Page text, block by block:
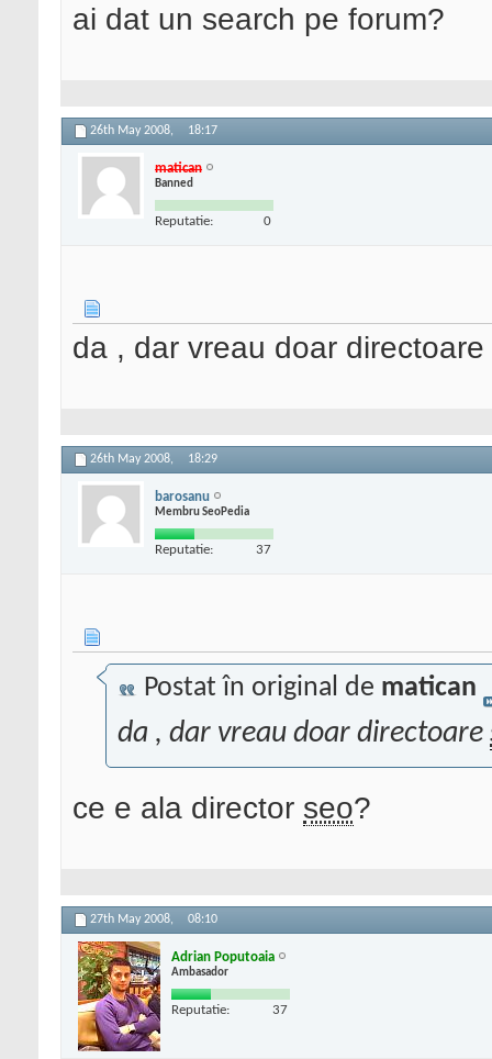
ai dat un search pe forum?
26th May 2008, 18:17
matican
Banned
Reputatie: 0
da , dar vreau doar directoare
26th May 2008, 18:29
barosanu
Membru SeoPedia
Reputatie: 37
Postat în original de matican
da , dar vreau doar directoare
ce e ala director seo?
27th May 2008, 08:10
Adrian Poputoaia
Ambasador
Reputatie: 37